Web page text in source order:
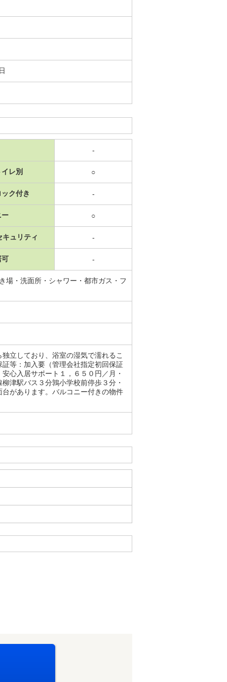
-
レ別 ○
ク付き -
ー ○
キュリティ -
可 -
場・洗面所・シャワー・都市ガス・フ
立しており、浴室の湿気で濡れるこ
等：加入要（管理会社指定初回保証
心入居サポート１，６５０円／月・
津駅バス３分鶉小学校前停歩３分・
があります。バルコニー付きの物件